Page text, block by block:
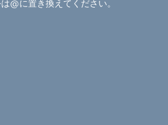
@に置き換えてください。